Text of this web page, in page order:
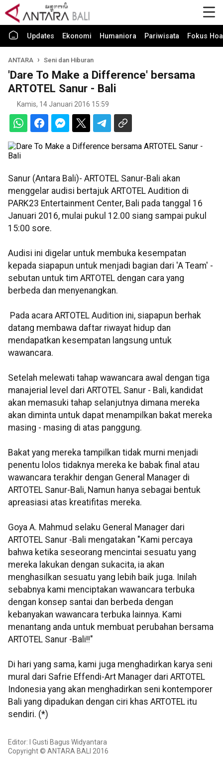
Updates Ekonomi Humaniora Pariwisata Fokus
ANTARA Seni dan Hiburan
'Dare To Make a Difference' bersama
ARTOTEL Sanur - Bali
Kamis, 14 Januari 2016 15:59
Sanur (Antara Bali)- ARTOTEL Sanur-Bali akan
menggelar audisi bertajuk ARTOTEL Audition di
PARK23 Entertainment Center, Bali pada tanggal 16
Januari 2016, mulai pukul 12.00 siang sampai pukul
15:00 sore.
Audisi ini digelar untuk membuka kesempatan
kepada siapapun untuk menjadi bagian dari 'A Team' -
sebutan untuk tim ARTOTEL dengan cara yang
berbeda dan menyenangkan.
Pada acara ARTOTEL Audition ini, siapapun berhak
datang membawa daftar riwayat hidup dan
mendapatkan kesempatan langsung untuk
wawancara.
Setelah melewati tahap wawancara awal dengan tiga
manajerial level dari ARTOTEL Sanur - Bali, kandidat
akan memasuki tahap selanjutnya dimana mereka
akan diminta untuk dapat menampilkan bakat mereka
masing - masing di atas panggung.
Bakat yang mereka tampilkan tidak murni menjadi
penentu lolos tidaknya mereka ke babak final atau
wawancara terakhir dengan General Manager di
ARTOTEL Sanur-Bali, Namun hanya sebagai bentuk
apreasiasi atas kreatifitas mereka.
Goya A. Mahmud selaku General Manager dari
ARTOTEL Sanur -Bali mengatakan "Kami percaya
bahwa ketika seseorang mencintai sesuatu yang
mereka lakukan dengan sukacita, ia akan
menghasilkan sesuatu yang lebih baik juga. Inilah
sebabnya kami menciptakan wawancara terbuka
dengan konsep santai dan berbeda dengan
kebanyakan wawancara terbuka lainnya. Kami
menantang anda untuk membuat perubahan bersama
ARTOTEL Sanur -Bali!!"
Di hari yang sama, kami juga menghadirkan karya seni
mural dari Safrie Effendi-Art Manager dari ARTOTEL
Indonesia yang akan menghadirkan seni kontemporer
Bali yang dipadukan dengan ciri khas ARTOTEL itu
sendiri. (*)
Editor: I Gusti Bagus Widyantara
Copyright © ANTARA BALI 2016